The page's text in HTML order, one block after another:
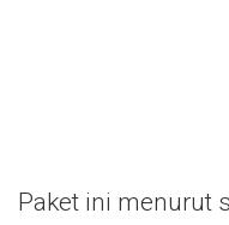
Paket ini menurut